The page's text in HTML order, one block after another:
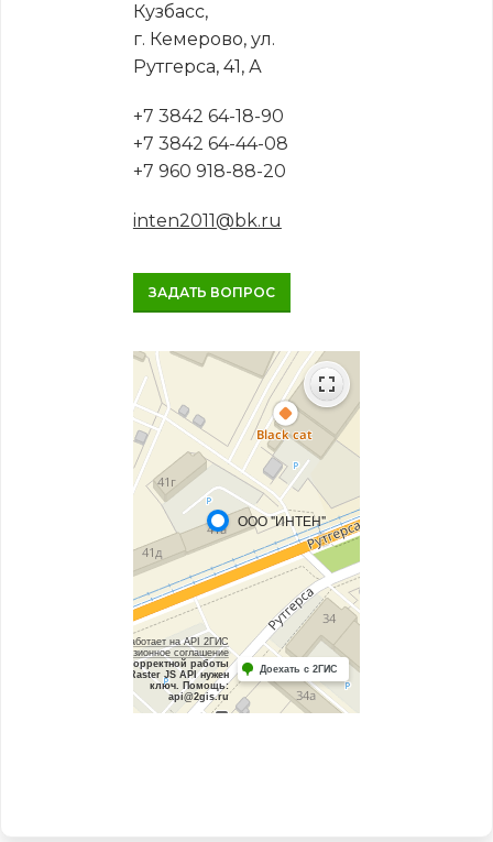
Кузбасс,
г. Кемерово, ул.
Рутгерса, 41, А
+7 3842 64-18-90
+7 3842 64-44-08
+7 960 918-88-20
inten2011@bk.ru
ЗАДАТЬ ВОПРОС